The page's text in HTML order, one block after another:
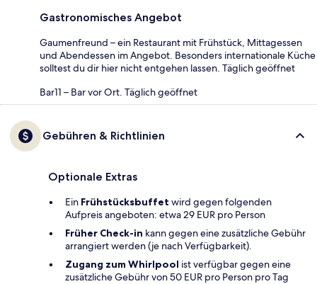
Gastronomisches Angebot
Gaumenfreund – ein Restaurant mit Frühstück, Mittagessen
und Abendessen im Angebot. Besonders internationale Küche
solltest du dir hier nicht entgehen lassen. Täglich geöffnet
Bar11 – Bar vor Ort. Täglich geöffnet
Gebühren & Richtlinien
Optionale Extras
Ein Frühstücksbuffet wird gegen folgenden
Aufpreis angeboten: etwa 29 EUR pro Person
Früher Check-in kann gegen eine zusätzliche Gebühr
arrangiert werden (je nach Verfügbarkeit).
Zugang zum Whirlpool ist verfügbar gegen eine
zusätzliche Gebühr von 50 EUR pro Person pro Tag